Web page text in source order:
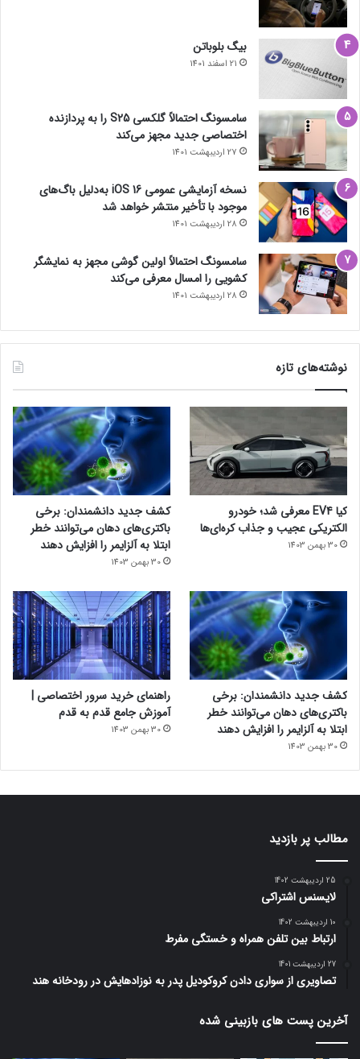
بیگ بلوباتن
21 اسفند 1401
سامسونگ احتمالاً گلکسی S25 را به پردازنده
اختصاصی جدید مجهز می‌کند
27 اردیبهشت 1401
نسخه آزمایشی عمومی iOS 16 به‌دلیل باگ‌های
موجود با تأخیر منتشر خواهد شد
28 اردیبهشت 1401
سامسونگ احتمالاً اولین گوشی مجهز به نمایشگر
کشویی را امسال معرفی می‌کند
28 اردیبهشت 1401
نوشته‌های تازه
کیا EV4 معرفی شد؛ خودرو
الکتریکی عجیب و جذاب کره‌ای‌ها
30 بهمن 1403
کشف جدید دانشمندان: برخی
باکتری‌های دهان می‌توانند خطر
ابتلا به آلزایمر را افزایش دهند
30 بهمن 1403
کشف جدید دانشمندان: برخی
باکتری‌های دهان می‌توانند خطر
ابتلا به آلزایمر را افزایش دهند
30 بهمن 1403
راهنمای خرید سرور اختصاصی |
آموزش جامع قدم به قدم
30 بهمن 1403
مطالب پر بازدید
25 اردیبهشت 1402
لایسنس اشتراکی
10 اردیبهشت 1402
ارتباط بین تلفن همراه و خستگی مفرط
27 اردیبهشت 1401
تصاویری از سواری دادن کروکودیل پدر به نوزادهایش در رودخانه هند
آخرین پست های بازبینی شده